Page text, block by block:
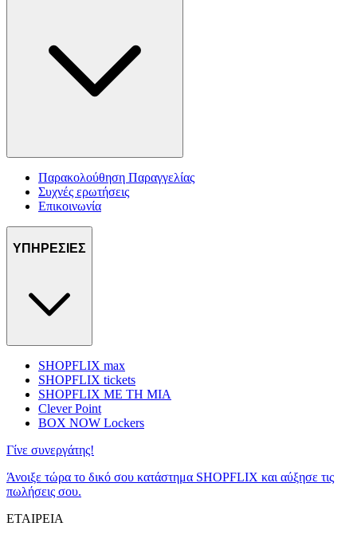
Παρακολούθηση Παραγγελίας
Συχνές ερωτήσεις
Επικοινωνία
ΥΠΗΡΕΣΙΕΣ
SHOPFLIX max
SHOPFLIX tickets
SHOPFLIX ΜΕ ΤΗ ΜΙΑ
Clever Point
BOX NOW Lockers
Γίνε συνεργάτης!
Άνοιξε τώρα το δικό σου κατάστημα SHOPFLIX και αύξησε τις
πωλήσεις σου.
ΕΤΑΙΡΕΙΑ